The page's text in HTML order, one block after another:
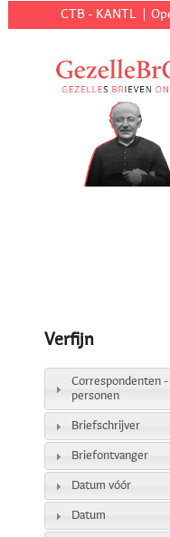
CTB - KANTL
Verfijn
Correspondenten -
personen
Briefschrijver
Briefontvanger
Datum vóór
Datum